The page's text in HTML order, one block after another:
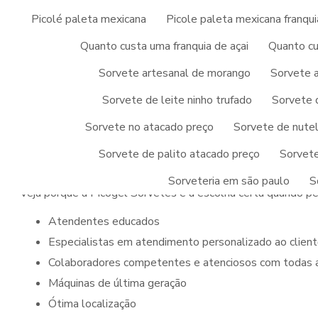
Picolé paleta mexicana
Picole paleta mexicana
Quanto custa uma franquia de açai
Quanto
Sorvete artesanal de morango
Sorvete
Sorvete de leite ninho trufado
Sorvete
Sorvete no atacado preço
Sorvete de
Sorvete de palito atacado preço
Sorveteria em são paulo
ótima qualidade e excelente custo-benefício, detalhes
franquia de sorvete por atacado. Temos uma equipe
grande satisfação em melhor te atender.
PICOGEL SORVETES,
FRANQUIA DE SORVETE
Veja porque a Picogel Sorvetes é a escolha certa quando
atendentes educados
especialistas em atendimento personalizado ao
colaboradores competentes e atenciosos com todas
máquinas de última geração
ótima localização